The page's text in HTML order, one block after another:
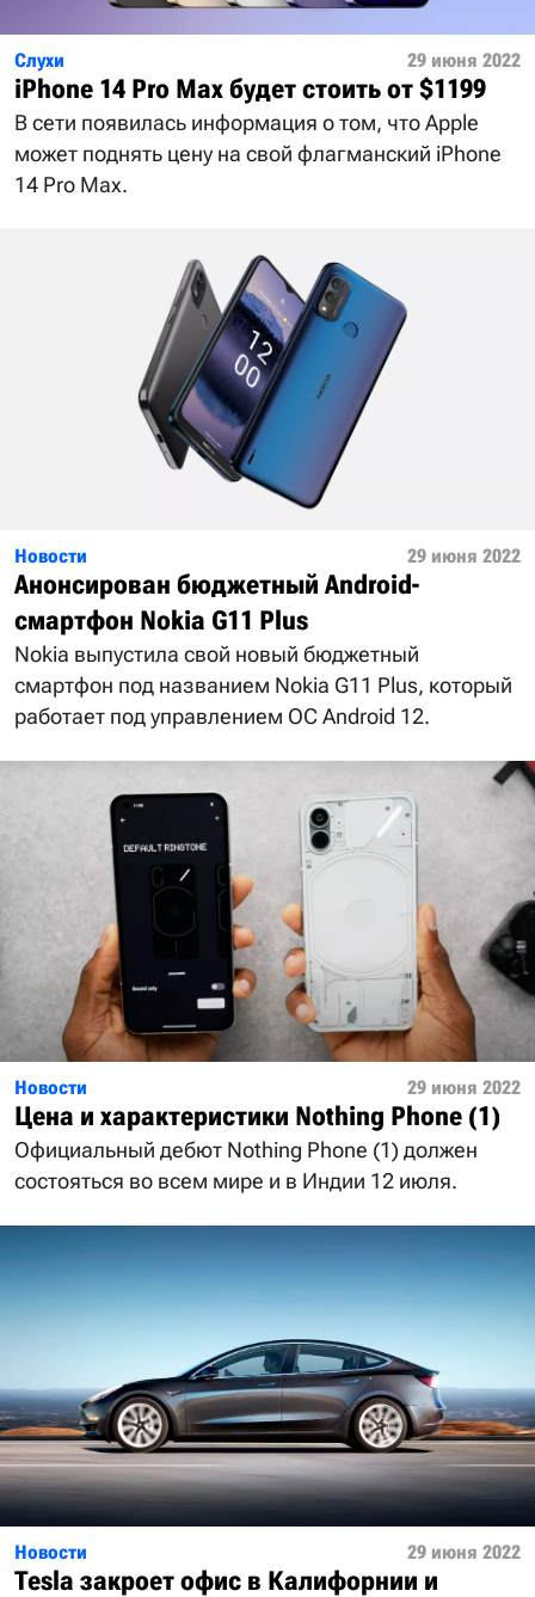
Слухи 29 июня 2022
iPhone 14 Pro Max будет стоить от $1199
В сети появилась информация о том, что Apple
может поднять цену на свой флагманский iPhone
14 Pro Max.
Новости 29 июня 2022
Анонсирован бюджетный Android-
смартфон Nokia G11 Plus
Nokia выпустила свой новый бюджетный
смартфон под названием Nokia G11 Plus, который
работает под управлением ОС Android 12.
Новости 29 июня 2022
Цена и характеристики Nothing Phone (1)
Официальный дебют Nothing Phone (1) должен
состояться во всем мире и в Индии 12 июля.
Новости 29 июня 2022
Tesla закроет офис в Калифорнии и